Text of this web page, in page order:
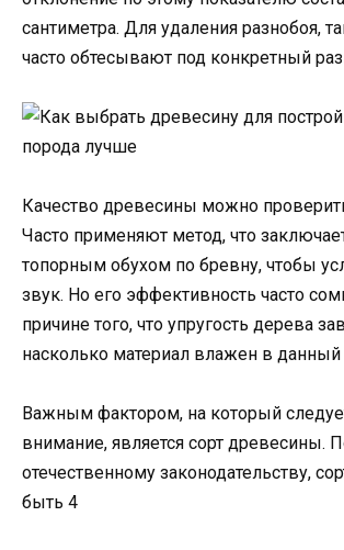
сантиметра. Для удаления разнобоя,
часто обтесывают под конкретный
Качество древесины можно
Часто применяют метод, что
топорным обухом по бревну, чтобы
звук. Но его эффективность часто
причине того, что упругость дерева
насколько материал влажен в
Важным фактором, на который
внимание, является сорт древесины.
отечественному законодательству,
быть 4